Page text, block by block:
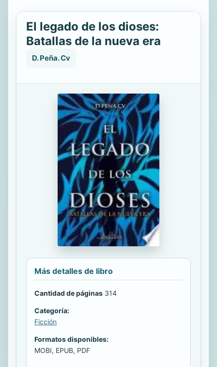
El legado de los dioses:
Batallas de la nueva era
D. Peña. Cv
Más detalles de libro
Cantidad de páginas 314
Categoría:
Ficción
Formatos disponibles:
MOBI, EPUB, PDF